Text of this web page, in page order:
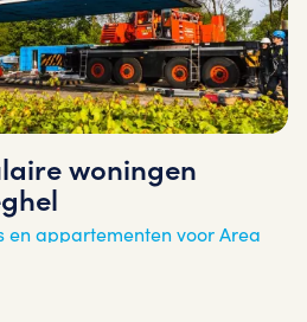
woningen
en appartementen voor Area